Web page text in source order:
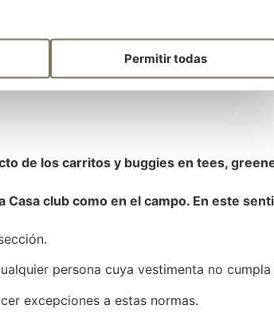
número de jugadores en este grupo.
de los carritos y buggies en tees,
club como en el campo. En este
persona cuya vestimenta no
excepciones a estas normas.
Permitir todas